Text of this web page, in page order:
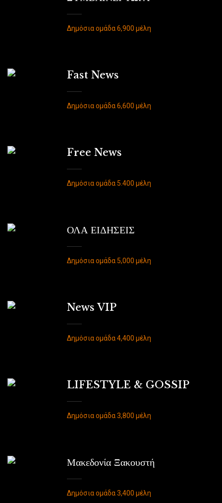
Δημόσια ομάδα 6,900 μέλη
Fast News
Δημόσια ομάδα 6,600 μέλη
Free News
Δημόσια ομάδα 5.400 μέλη
ΟΛΑ ΕΙΔΗΣΕΙΣ
Δημόσια ομάδα 5,000 μέλη
News VIP
Δημόσια ομάδα 4,400 μέλη
LIFESTYLE & GOSSIP
Δημόσια ομάδα 3,800 μέλη
Μακεδονία Ξακουστή
Δημόσια ομάδα 3,400 μέλη